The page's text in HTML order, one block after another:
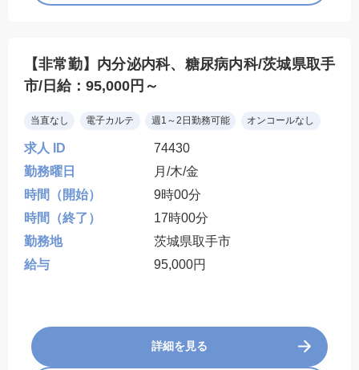
【非常勤】内分泌内科、糖尿病内科/茨城県取手
市/日給：95,000円～
当直なし 電子カルテ 週1～2日勤務可能 オンコールなし
求人 ID
74430
勤務曜日
月/木/金
時間（開始）
9時00分
時間（終了）
17時00分
勤務地
茨城県取手市
給与
95,000円
詳細を見る